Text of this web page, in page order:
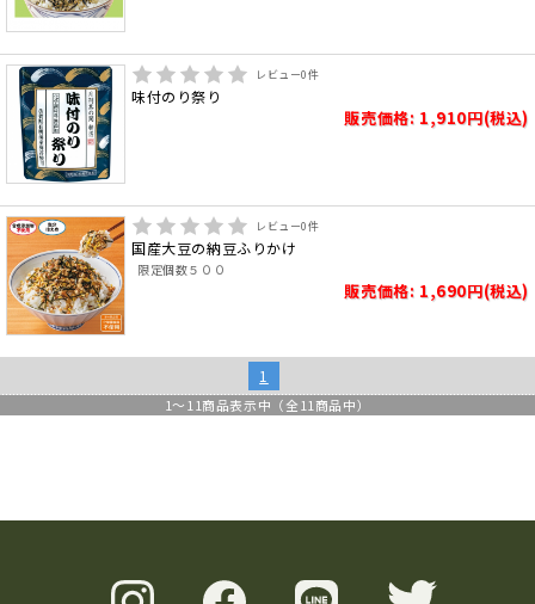
レビュー0件
味付のり祭り
販売価格: 1,910円(税込)
レビュー0件
国産大豆の納豆ふりかけ
限定個数５００
販売価格: 1,690円(税込)
1
1～ 11商品表示中（全 11商品中）